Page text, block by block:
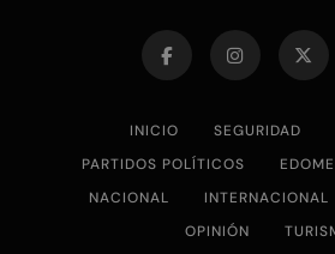
INICIO SEGURIDAD
PARTIDOS POLÍTICOS
NACIONAL
INTERNACIONAL
OPINIÓN